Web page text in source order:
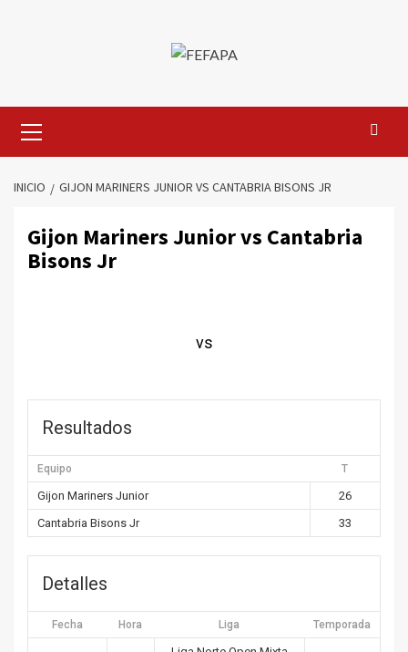
primario
INICIO GIJON MARINERS JUNIOR VS CANTABRIA BISONS JR
Gijon Mariners Junior vs Cantabria
Bisons Jr
vs
Resultados
Equipo T
Gijon Mariners Junior
26
Cantabria Bisons Jr
33
Detalles
Fecha Hora Liga Temporada